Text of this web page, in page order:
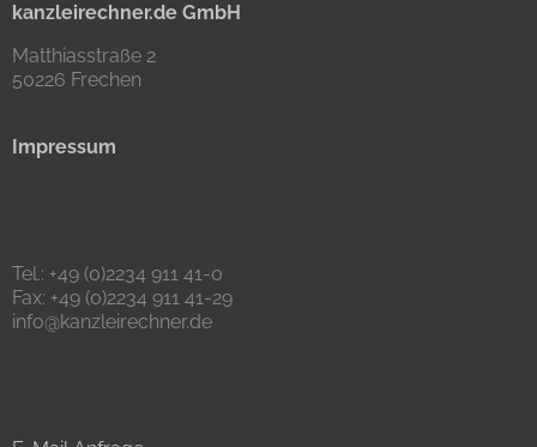
kanzleirechner.de GmbH
Matthiasstraße 2
50226 Frechen
Impressum
Tel.: +49 (0)2234 911 41-0
Fax: +49 (0)2234 911 41-29
info@kanzleirechner.de